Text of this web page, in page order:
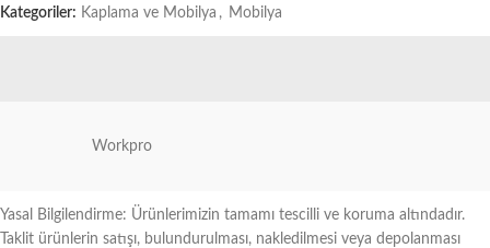
Kategoriler: Kaplama ve Mobilya , Mobilya
Workpro
Yasal Bilgilendirme: Ürünlerimizin tamamı tescilli ve koruma altındadır.
Taklit ürünlerin satışı, bulundurulması, nakledilmesi veya depolanması